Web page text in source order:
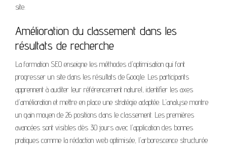
site.
Amélioration du classement dans les
résultats de recherche
La formation SEO enseigne les méthodes d'optimisation qui font
progresser un site dans les résultats de Google. Les participants
apprennent à auditer leur référencement naturel, identifier les axes
d'amélioration et mettre en place une stratégie adaptée. L'analyse montre
un gain moyen de 26 positions dans le classement. Les premières
avancées sont visibles dès 30 jours avec l'application des bonnes
pratiques comme la rédaction web optimisée, l'arborescence structurée